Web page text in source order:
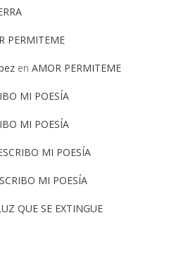
PERMITEME
en AMOR PERMITEME
MI POESÍA
MI POESÍA
MI POESÍA
MI POESÍA
QUE SE EXTINGUE